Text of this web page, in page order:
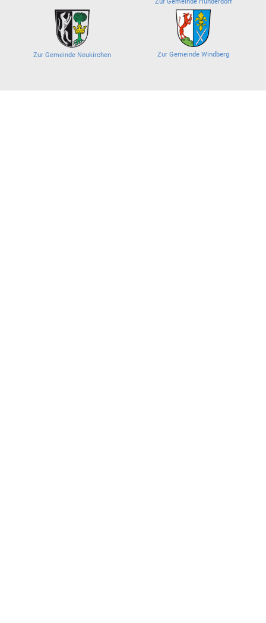
Zur Gemeinde Neukirchen Zur Gemeinde Windberg